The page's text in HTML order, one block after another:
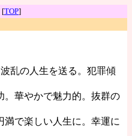
[TOP]
乱の人生を送る。犯罪傾
華やかで魅力的。抜群の
で楽しい人生に。幸運に